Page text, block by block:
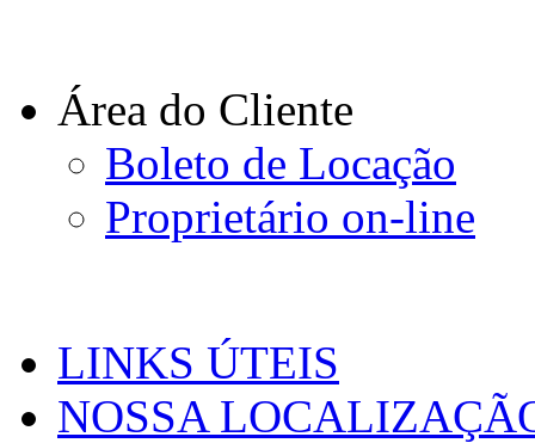
Área do Cliente
Boleto de Locação
Proprietário on-line
LINKS ÚTEIS
NOSSA